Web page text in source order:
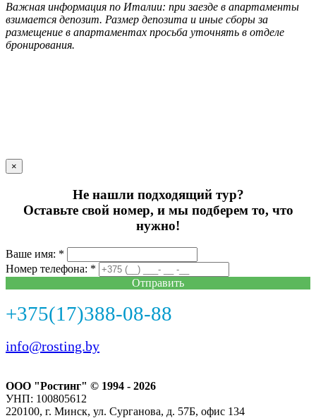
Важная информация по Италии: при заезде в апартаменты
взимается депозит. Размер депозита и иные сборы за
размещение в апартаментах просьба уточнять в отделе
бронирования.
×
Не нашли подходящий тур?
Оставьте свой номер, и мы подберем то, что
нужно!
Ваше имя: *
Номер телефона: *
Отправить
+375(17)388-08-88
info@rosting.by
ООО "Ростинг" © 1994 - 2026
УНП: 100805612
220100, г. Минск, ул. Сурганова, д. 57Б, офис 134